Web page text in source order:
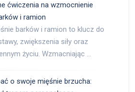
ćwiczenia na wzmocnienie
i ramion
barków i ramion to klucz do
zwiększenia siły oraz
życiu. Wzmacniając …
o swoje mięśnie brzucha: